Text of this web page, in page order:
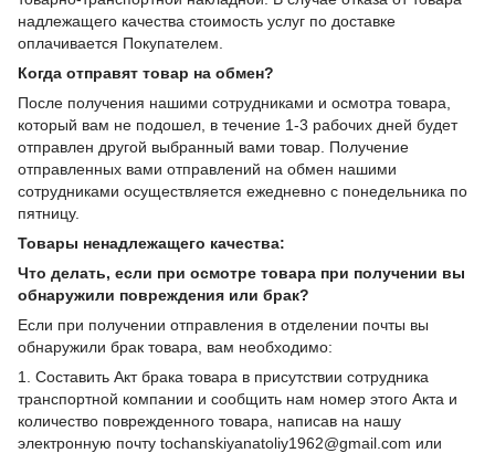
надлежащего качества стоимость услуг по доставке
оплачивается Покупателем.
Когда отправят товар на обмен?
После получения нашими сотрудниками и осмотра товара,
который вам не подошел, в течение 1-3 рабочих дней будет
отправлен другой выбранный вами товар. Получение
отправленных вами отправлений на обмен нашими
сотрудниками осуществляется ежедневно с понедельника по
пятницу.
Товары ненадлежащего качества:
Что делать, если при осмотре товара при получении вы
обнаружили повреждения или брак?
Если при получении отправления в отделении почты вы
обнаружили брак товара, вам необходимо:
1. Составить Акт брака товара в присутствии сотрудника
транспортной компании и сообщить нам номер этого Акта и
количество поврежденного товара, написав на нашу
электронную почту tochanskiyanatoliy1962@gmail.com или